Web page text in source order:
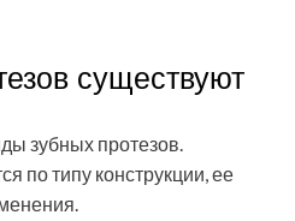
существуют
зубных протезов.
по типу конструкции, ее